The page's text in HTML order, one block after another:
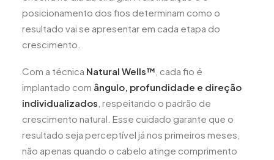
posicionamento dos fios determinam como o
resultado vai se apresentar em cada etapa do
crescimento.
Com a técnica Natural Wells™ , cada fio é
implantado com ângulo, profundidade e direção
individualizados , respeitando o padrão de
crescimento natural. Esse cuidado garante que o
resultado seja perceptível já nos primeiros meses,
não apenas quando o cabelo atinge comprimento